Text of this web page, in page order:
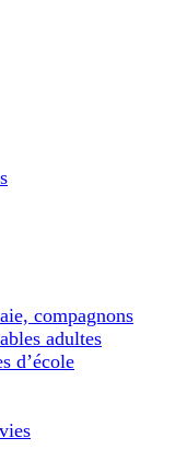
compagnons
adultes
d’école